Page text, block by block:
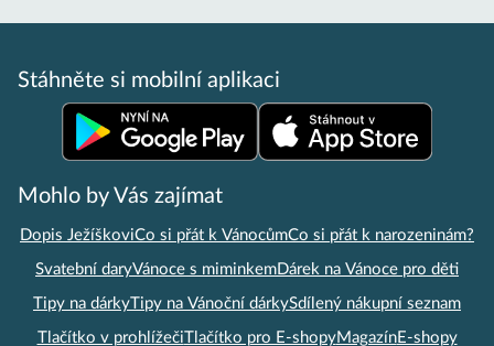
Stáhněte si mobilní aplikaci
Mohlo by Vás zajímat
Dopis JežíškoviCo si přát k VánocůmCo si přát k narozeninám?
Svatební daryVánoce s miminkemDárek na Vánoce pro děti
Tipy na dárkyTipy na Vánoční dárkySdílený nákupní seznam
Tlačítko v prohlížečiTlačítko pro E-shopyMagazínE-shopy